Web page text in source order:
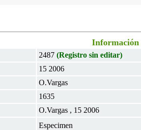
Información
2487 (Registro sin editar)
15 2006
O.Vargas
1635
O.Vargas , 15 2006
Especimen